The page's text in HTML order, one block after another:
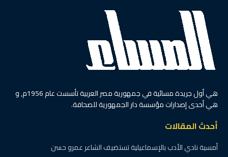
هي أول جريدة مسائية في جمهورية مصر العربية تأسست عام 1956م, و
هي أحدى إصدارات مؤسسة دار الجمهورية للصحافة.
أحدث المقالات
أمسية نادي الأدب بالإسماعيلية تستضيف الشاعر عمرو حسن